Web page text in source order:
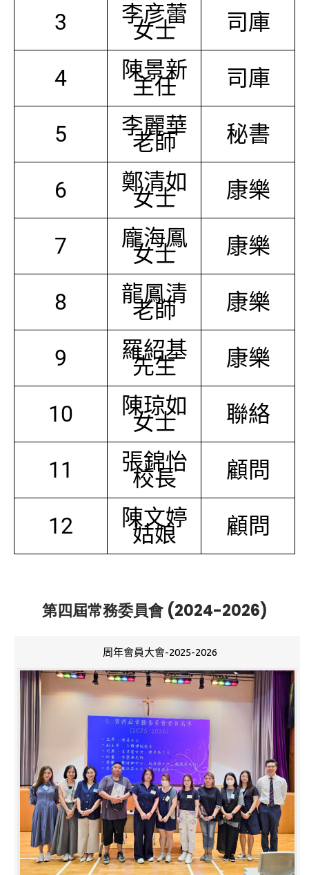
3 李彦蕾
女士 司庫
4 陳景新
主任 司庫
5 李麗華
老師 秘書
6 鄭清如
女士 康樂
7 龐海鳳
女士 康樂
8 龍鳳清
老師 康樂
9 羅紹基
先生 康樂
10 陳琼如
女士 聯絡
11 張錦怡
校長 顧問
12 陳文婷
姑娘 顧問
第四屆常務委員會 (2024-2026)
周年會員大會-2025-2026